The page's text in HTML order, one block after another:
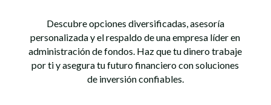
Descubre opciones diversificadas, asesoría
personalizada y el respaldo de una empresa líder en
administración de fondos. Haz que tu dinero trabaje
por ti y asegura tu futuro financiero con soluciones
de inversión confiables.